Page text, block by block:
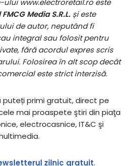
www.electroretail.ro este
Media S.R.L. și este
de autor, neputând fi
integral sau folosit pentru
fără acordul expres scris
Folosirea în alt scop decât
este strict interzisă.
puteți primi gratuit, direct pe
mai proaspete ştiri din piaţa
electrocasnice, IT&C şi
zilnic gratuit.